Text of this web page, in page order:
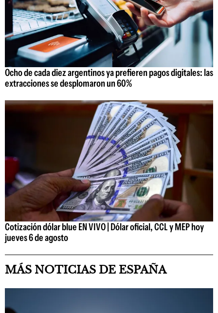
Ocho de cada diez argentinos ya prefieren pagos digitales: las
extracciones se desplomaron un 60%
Cotización dólar blue EN VIVO | Dólar oficial, CCL y MEP hoy
jueves 6 de agosto
MÁS NOTICIAS DE ESPAÑA